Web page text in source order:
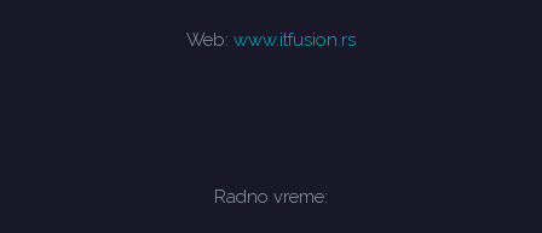
Web: www.itfusion.rs
Radno vreme: